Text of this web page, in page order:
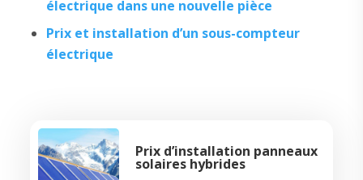
électrique dans une nouvelle pièce
Prix et installation d’un sous-compteur
électrique
Prix d’installation panneaux
solaires hybrides